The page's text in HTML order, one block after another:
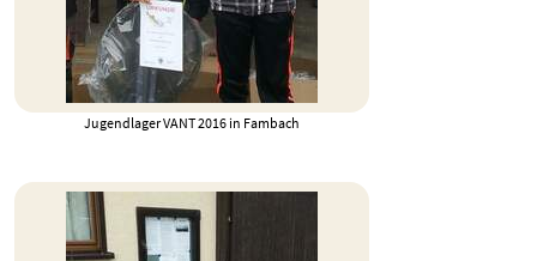
Jugendlager VANT 2016 in Fambach